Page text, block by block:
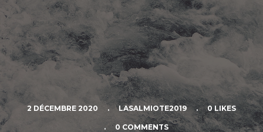
2 DÉCEMBRE 2020 . LASALMIOTE2019 . 0 LIKES
. 0 COMMENTS